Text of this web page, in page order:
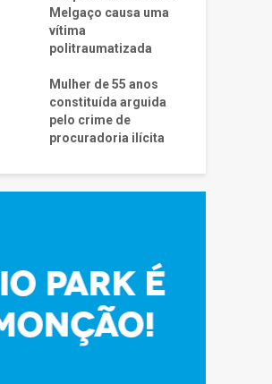
Melgaço causa uma
vítima
politraumatizada
Mulher de 55 anos
constituída arguida
pelo crime de
procuradoria ilícita